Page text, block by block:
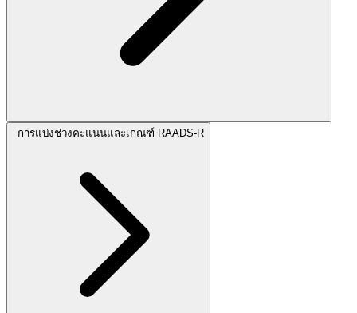
การแบ่งช่วงคะแนนและเกณฑ์ RAADS-R